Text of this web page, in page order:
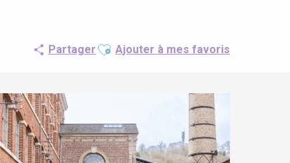
Partager Ajouter aux favoris
Ajouter à mes favoris